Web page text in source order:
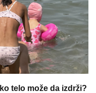
telo može da izdrži?